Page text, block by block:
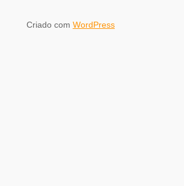
Criado com WordPress